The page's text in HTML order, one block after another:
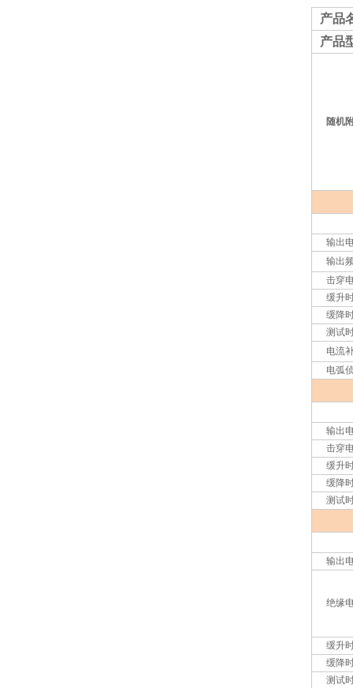
产品
产品
随机
输出
输出
击穿
缓升
缓降
测试
电流
电弧
输出
击穿
缓升
缓降
测试
输出
绝缘
缓升
缓降
测试